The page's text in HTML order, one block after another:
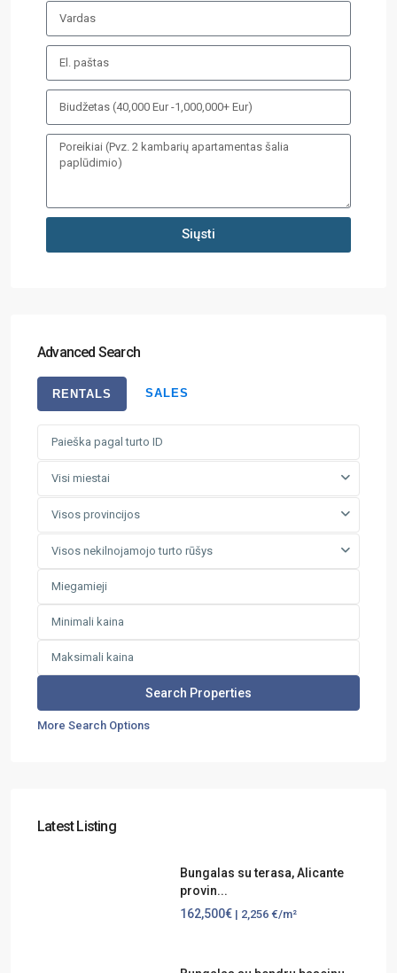
Siųsti
Advanced Search
RENTALS SALES
Visi miestai
Visos provincijos
Visos nekilnojamojo turto rūšys
More Search Options
Latest Listing
Bungalas su terasa, Alicante
provin...
162,500€ | 2,256 €/m²